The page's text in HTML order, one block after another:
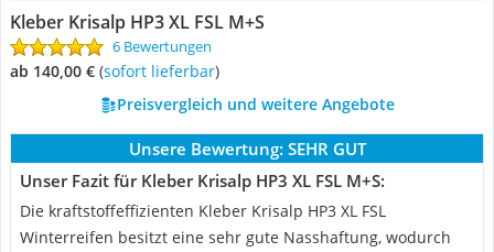
Kleber Krisalp HP3 XL FSL M+S
6 Bewertungen
ab 140,00 € ( Sofort lieferbar)
Preisvergleich und weitere Angebote
Unsere Bewertung: SEHR GUT
Unser Fazit für Kleber Krisalp HP3 XL FSL M+S:
Die kraftstoffeffizienten Kleber Krisalp HP3 XL FSL
Winterreifen besitzt eine sehr gute Nasshaftung, wodurch